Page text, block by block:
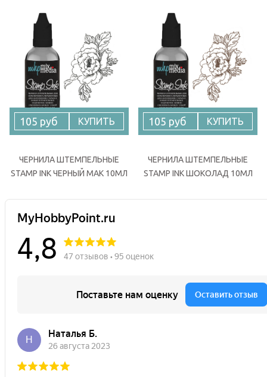
105 руб КУПИТЬ
ЧЕРНИЛА ШТЕМПЕЛЬНЫЕ
STAMP INK ЧЕРНЫЙ МАК 10МЛ
105 руб КУПИТЬ
ЧЕРНИЛА ШТЕМПЕЛЬНЫЕ
STAMP INK ШОКОЛАД 10МЛ